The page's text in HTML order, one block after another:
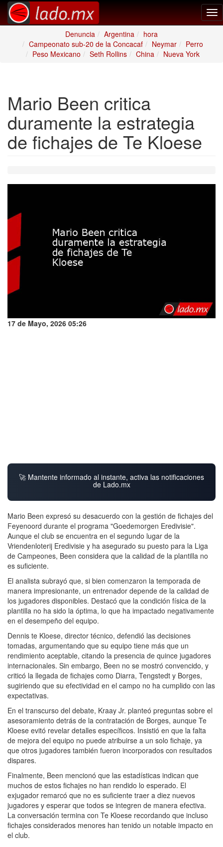
Denuncia
Argentina
hora
Campeonato sub-20 de la Concacaf
Neymar
Perro
Peso Mexicano
Seth Rollins China Nueva York
Mario Been critica
duramente la estrategia
de fichajes de Te Kloese
17 de Mayo, 2026 05:26
🚀 Mantente informado al instante, activa las notificaciones
de Lado.mx
Mario Been expresó su desacuerdo con la gestión de fichajes del
Feyenoord durante el programa "Goedemorgen Eredivisie".
Aunque el club se encuentra en el segundo lugar de la
Vriendenloterij Eredivisie y ha asegurado su puesto para la Liga
de Campeones, Been considera que la calidad de la plantilla no
es suficiente.
El analista subrayó que, si bien comenzaron la temporada de
manera impresionante, un entrenador depende de la calidad de
los jugadores disponibles. Destacó que la condición física de la
plantilla no ha sido la óptima, lo que ha impactado negativamente
en el desempeño del equipo.
Dennis te Kloese, director técnico, defendió las decisiones
tomadas, argumentando que su equipo tiene más que un
rendimiento aceptable, citando la presencia de quince jugadores
internacionales. Sin embargo, Been no se mostró convencido, y
criticó la llegada de fichajes como Diarra, Tengstedt y Borges,
sugiriendo que su efectividad en el campo no ha cumplido con las
expectativas.
En el transcurso del debate, Kraay Jr. planteó preguntas sobre el
asesoramiento detrás de la contratación de Borges, aunque Te
Kloese evitó revelar detalles específicos. Insistió en que la falta
de mejora del equipo no puede atribuirse a un solo fichaje, ya
que otros jugadores también fueron incorporados con resultados
dispares.
Finalmente, Been mencionó que las estadísticas indican que
muchos de estos fichajes no han rendido lo esperado. El
exjugador remarcó que no es suficiente traer a diez nuevos
jugadores y esperar que todos se integren de manera efectiva.
La conversación termina con Te Kloese recordando que incluso
fichajes considerados menores han tenido un notable impacto en
el club.